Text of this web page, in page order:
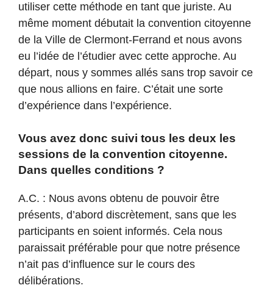
utiliser cette méthode en tant que juriste. Au
même moment débutait la convention citoyenne
de la Ville de Clermont-Ferrand et nous avons
eu l’idée de l’étudier avec cette approche. Au
départ, nous y sommes allés sans trop savoir ce
que nous allions en faire. C’était une sorte
d’expérience dans l’expérience.
Vous avez donc suivi tous les deux les
sessions de la convention citoyenne.
Dans quelles conditions ?
A.C. : Nous avons obtenu de pouvoir être
présents, d’abord discrètement, sans que les
participants en soient informés. Cela nous
paraissait préférable pour que notre présence
n’ait pas d’influence sur le cours des
délibérations.